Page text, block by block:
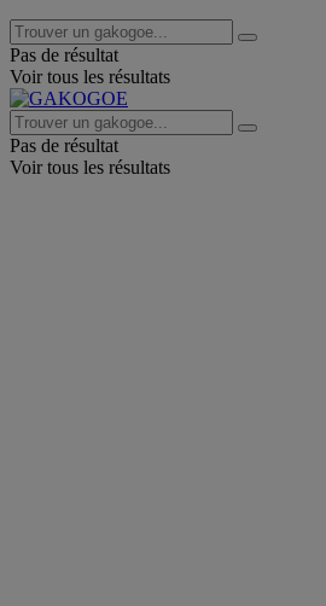
Pas de résultat
Voir tous les résultats
Pas de résultat
Voir tous les résultats